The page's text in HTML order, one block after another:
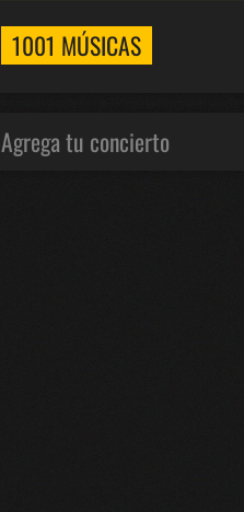
1001 MÚSICAS
Agrega tu concierto